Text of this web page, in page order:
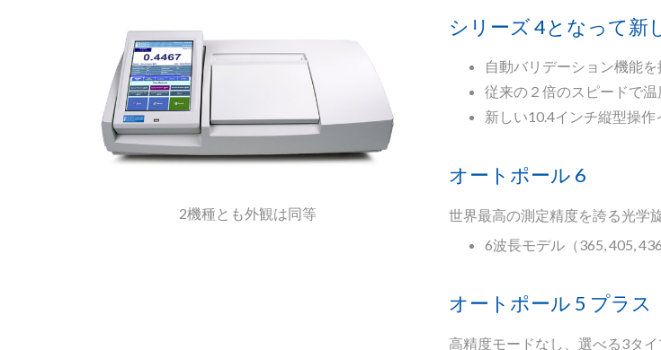
2機種とも外観は同等
シリーズ 4となって新
自動バリデーション機能
従来の２倍のスピードで
新しい10.4インチ縦型操
オートポール 6
世界最高の測定精度を誇る光学
6波長モデル（365, 405,
オートポール 5 プラス
高精度モードなし、選べる3タイ